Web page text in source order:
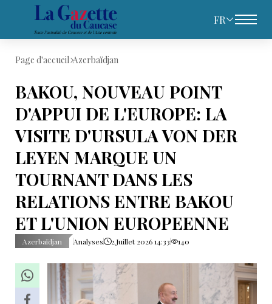
FR
Page d'accueil Azerbaïdjan
BAKOU, NOUVEAU POINT
D'APPUI DE L'EUROPE: LA
VISITE D'URSULA VON DER
LEYEN MARQUE UN
TOURNANT DANS LES
RELATIONS ENTRE BAKOU
ET L'UNION EUROPEENNE
Azerbaïdjan Analyses 2 Juillet 2026 14:33 140